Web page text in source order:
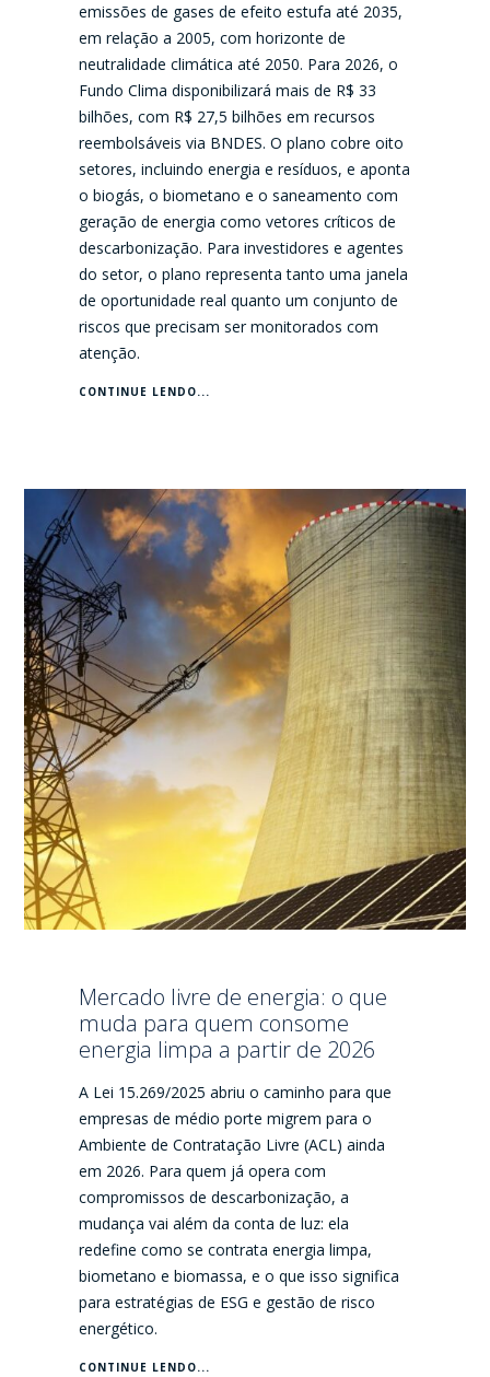
emissões de gases de efeito estufa até 2035,
em relação a 2005, com horizonte de
neutralidade climática até 2050. Para 2026, o
Fundo Clima disponibilizará mais de R$ 33
bilhões, com R$ 27,5 bilhões em recursos
reembolsáveis via BNDES. O plano cobre oito
setores, incluindo energia e resíduos, e aponta
o biogás, o biometano e o saneamento com
geração de energia como vetores críticos de
descarbonização. Para investidores e agentes
do setor, o plano representa tanto uma janela
de oportunidade real quanto um conjunto de
riscos que precisam ser monitorados com
atenção.
CONTINUE LENDO...
Mercado livre de energia: o que
muda para quem consome
energia limpa a partir de 2026
A Lei 15.269/2025 abriu o caminho para que
empresas de médio porte migrem para o
Ambiente de Contratação Livre (ACL) ainda
em 2026. Para quem já opera com
compromissos de descarbonização, a
mudança vai além da conta de luz: ela
redefine como se contrata energia limpa,
biometano e biomassa, e o que isso significa
para estratégias de ESG e gestão de risco
energético.
CONTINUE LENDO...